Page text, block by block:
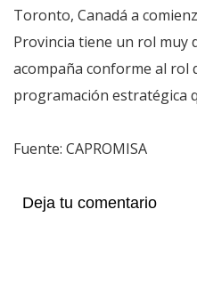
Toronto, Canadá a
Provincia tiene un rol muy
acompaña conforme al rol
programación estratégica
Fuente: CAPROMISA
Deja tu comentario